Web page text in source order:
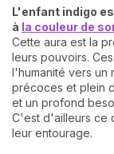
L'enfant indigo
à la couleur de
Cette aura est la
leurs pouvoirs.
l'humanité vers un
précoces et plein
et un profond
C'est d'ailleurs ce
leur entourage.